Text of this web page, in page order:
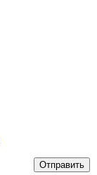
Отправить